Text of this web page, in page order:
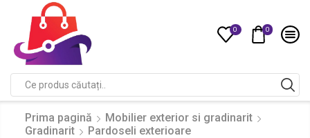
0 0
input
Prima pagină
Mobilier exterior si gradinarit
Gradinarit
Pardoseli exterioare